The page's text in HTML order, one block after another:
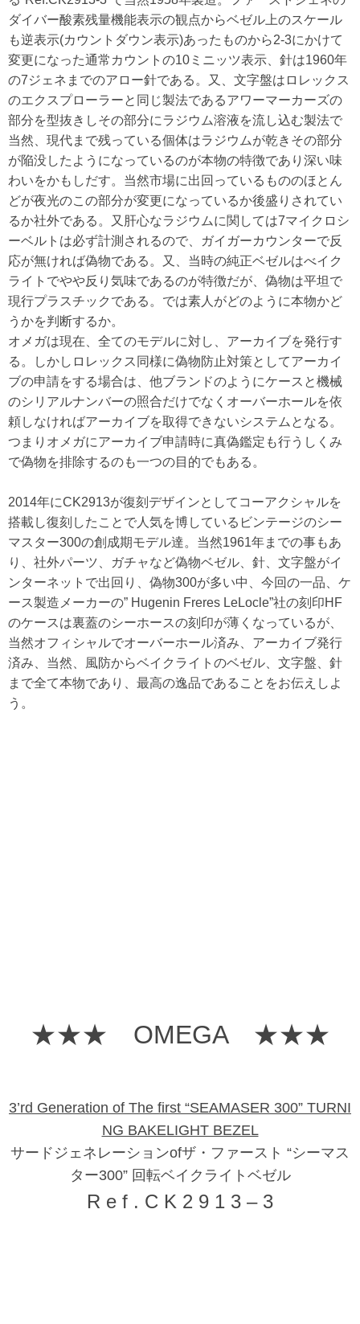
ダイバー酸素残量機能表示の観点からベゼル上のスケール
も逆表示(カウントダウン表示)あったものから2-3にかけて
変更になった通常カウントの10ミニッツ表示、針は1960年
の7ジェネまでのアロー針である。又、文字盤はロレックス
のエクスプローラーと同じ製法であるアワーマーカーズの
部分を型抜きしその部分にラジウム溶液を流し込む製法で
当然、現代まで残っている個体はラジウムが乾きその部分
が陥没したようになっているのが本物の特徴であり深い味
わいをかもしだす。当然市場に出回っているもののほとん
どが夜光のこの部分が変更になっているか後盛りされてい
るか社外である。又肝心なラジウムに関しては7マイクロシ
ーベルトは必ず計測されるので、ガイガーカウンターで反
応が無ければ偽物である。又、当時の純正ベゼルはべイク
ライトでやや反り気味であるのが特徴だが、偽物は平坦で
現行プラスチックである。では素人がどのように本物かど
うかを判断するか。
オメガは現在、全てのモデルに対し、アーカイブを発行す
る。しかしロレックス同様に偽物防止対策としてアーカイ
ブの申請をする場合は、他ブランドのようにケースと機械
のシリアルナンバーの照合だけでなくオーバーホールを依
頼しなければアーカイブを取得できないシステムとなる。
つまりオメガにアーカイブ申請時に真偽鑑定も行うしくみ
で偽物を排除するのも一つの目的でもある。
2014年にCK2913が復刻デザインとしてコーアクシャルを
搭載し復刻したことで人気を博しているビンテージのシー
マスター300の創成期モデル達。当然1961年までの事もあ
り、社外パーツ、ガチャなど偽物ベゼル、針、文字盤がイ
ンターネットで出回り、偽物300が多い中、今回の一品、ケ
ース製造メーカーの” Hugenin Freres LeLocle”社の刻印HF
のケースは裏蓋のシーホースの刻印が薄くなっているが、
当然オフィシャルでオーバーホール済み、アーカイブ発行
済み、当然、風防からベイクライトのベゼル、文字盤、針
まで全て本物であり、最高の逸品であることをお伝えしよ
う。
★★★ OMEGA ★★★
3’rd Generation of The first “SEAMASER 300” TURNI
NG BAKELIGHT BEZEL
サードジェネレーションofザ・ファースト “シーマス
ター300” 回転ベイクライトベゼル
R e f . C K 2 9 1 3 – 3